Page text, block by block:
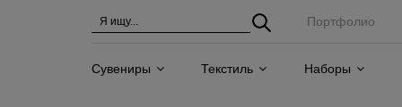
Портфолио
Сувениры Текстиль Наборы